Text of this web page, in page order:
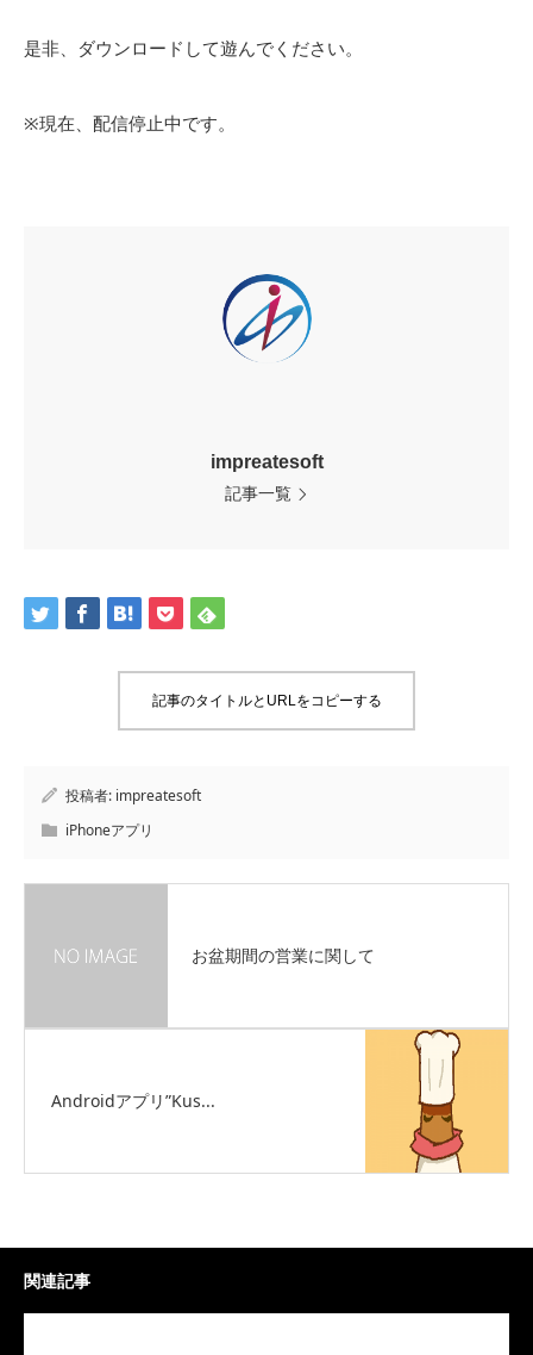
是非、ダウンロードして遊んでください。
※現在、配信停止中です。
impreatesoft
記事一覧
記事のタイトルとURLをコピーする
投稿者: impreatesoft
iPhoneアプリ
お盆期間の営業に関して
Androidアプリ”Kus...
関連記事